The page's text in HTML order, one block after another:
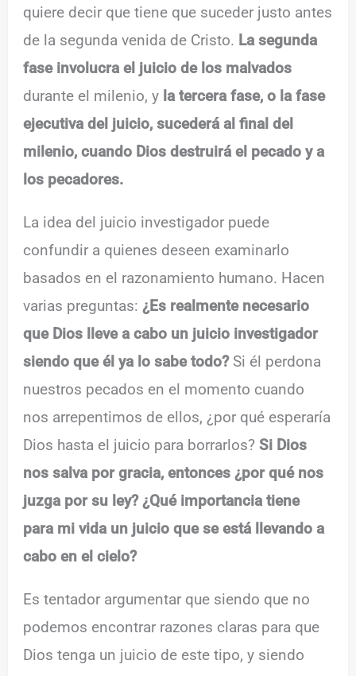
quiere decir que tiene que suceder justo antes
de la segunda venida de Cristo. La segunda
fase involucra el juicio de los malvados
durante el milenio, y la tercera fase, o la fase
ejecutiva del juicio, sucederá al final del
milenio, cuando Dios destruirá el pecado y a
los pecadores.
La idea del juicio investigador puede
confundir a quienes deseen examinarlo
basados en el razonamiento humano. Hacen
varias preguntas:¿Es realmente necesario
que Dios lleve a cabo un juicio investigador
siendo que él ya lo sabe todo?Si él perdona
nuestros pecados en el momento cuando
nos arrepentimos de ellos, ¿por qué esperaría
Dios hasta el juicio para borrarlos?Si Dios
nos salva por gracia, entonces ¿por qué nos
juzga por su ley? ¿Qué importancia tiene
para mi vida un juicio que se está llevando a
cabo en el cielo?
Es tentador argumentar que siendo que no
podemos encontrar razones claras para que
Dios tenga un juicio de este tipo, y siendo